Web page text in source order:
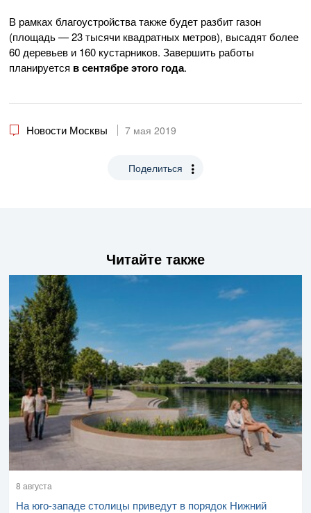
В рамках благоустройства также будет разбит газон
(площадь — 23 тысячи квадратных метров), высадят более
60 деревьев и 160 кустарников. Завершить работы
планируется в сентябре этого года.
Новости Москвы 7 мая 2019
Поделиться
Читайте также
8 августа
На юго-западе столицы приведут в порядок Нижний